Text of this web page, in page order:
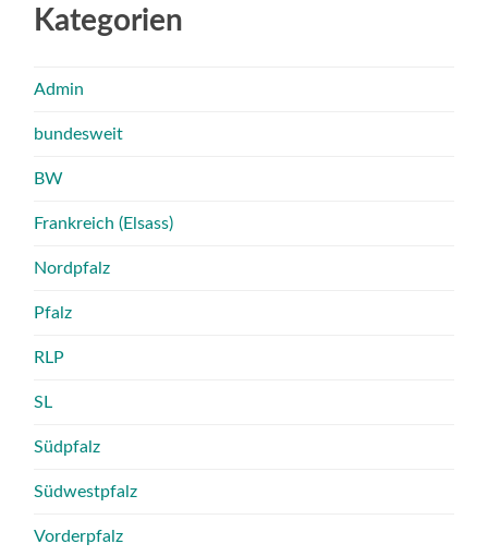
Kategorien
Admin
bundesweit
BW
Frankreich (Elsass)
Nordpfalz
Pfalz
RLP
SL
Südpfalz
Südwestpfalz
Vorderpfalz